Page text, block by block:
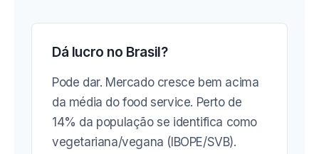
Dá lucro no Brasil?
Pode dar. Mercado cresce bem acima
da média do food service. Perto de
14% da população se identifica como
vegetariana/vegana (IBOPE/SVB).